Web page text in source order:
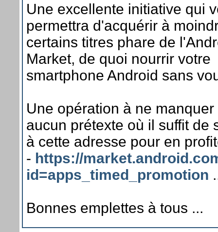
Une excellente initiative qui
permettra d'acquérir à
certains titres phare de
Market, de quoi nourrir votre
smartphone Android sans
Une opération à ne manquer
aucun prétexte où il suffit de
à cette adresse pour en
- https://
id=apps_timed_promotion
Bonnes emplettes à tous ...